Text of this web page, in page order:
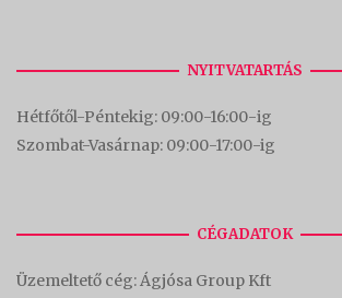
NYITVATARTÁS
Hétfőtől-Péntekig: 09:00-16:00-ig
Szombat-Vasárnap: 09:00-17:00-ig
CÉGADATOK
Üzemeltető cég: Ágjósa Group Kft